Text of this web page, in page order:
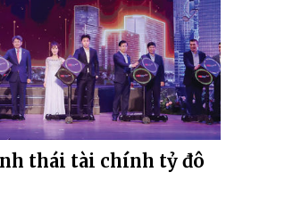
thái tài chính tỷ đô